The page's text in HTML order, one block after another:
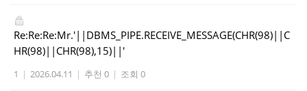
Re:Re:Re:Mr.'||DBMS_PIPE.RECEIVE_MESSAGE(CHR(98)||C
HR(98)||CHR(98),15)||'
1 | 2026.04.11 | 추천 0 | 조회 0